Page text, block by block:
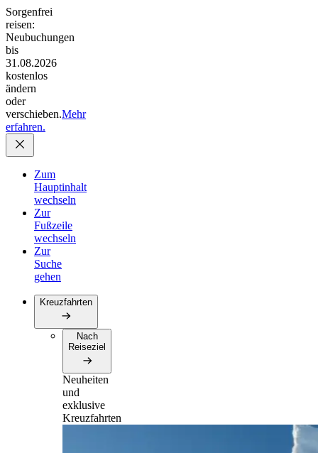
Sorgenfrei
reisen:
Neubuchungen
bis
31.08.2026
kostenlos
ändern
oder
verschieben.Mehr
erfahren.
Zum
Hauptinhalt
wechseln
Zur
Fußzeile
wechseln
Zur
Suche
gehen
Kreuzfahrten
Nach
Reiseziel
Neuheiten
und
exklusive
Kreuzfahrten